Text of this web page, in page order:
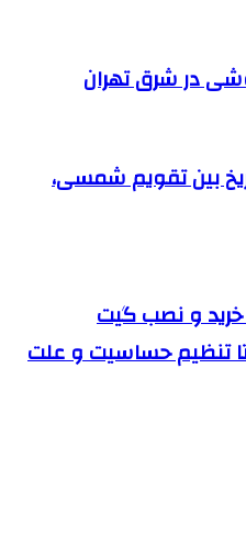
در شرق تهران
بین تقویم شمسی،
خرید و نصب گیت
تنظیم حساسیت و علت